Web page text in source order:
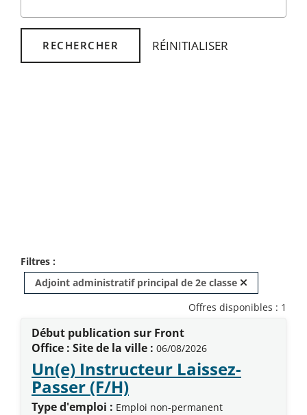
RECHERCHER RÉINITIALISER
Filtres :
Adjoint administratif principal de 2e classe
Offres disponibles : 1
Début publication sur Front
Office : Site de la ville : 06/08/2026
Un(e) Instructeur Laissez-
Passer (F/H)(Nouvelle fenêtre)
Type d'emploi : Emploi non-permanent